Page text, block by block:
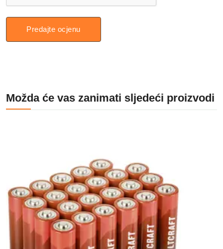
Predajte ocjenu
Možda će vas zanimati sljedeći proizvodi